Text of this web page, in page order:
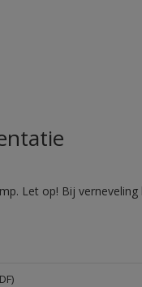
Let op! Bij